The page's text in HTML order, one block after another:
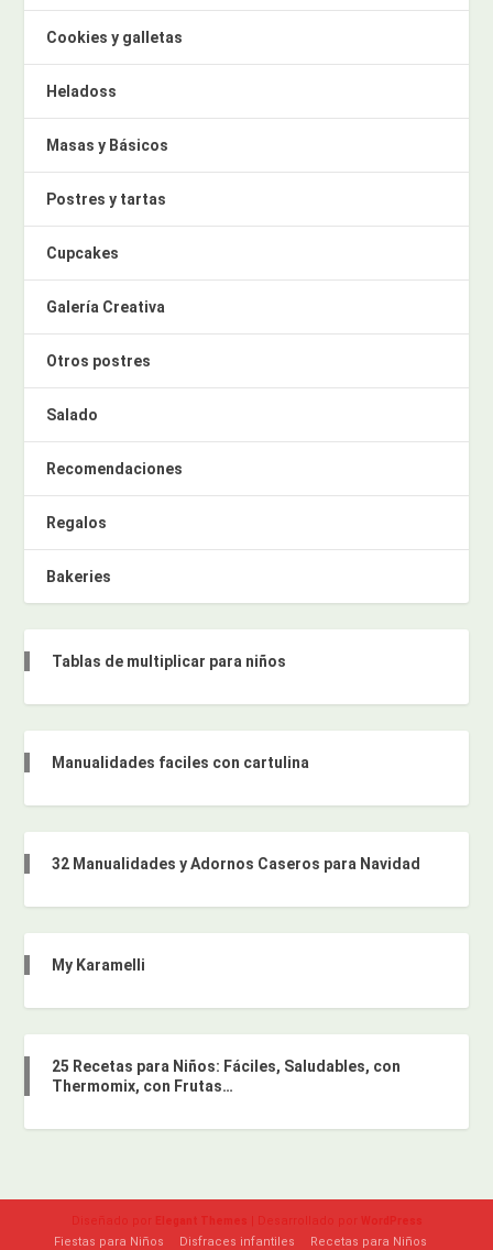
Cookies y galletas
Heladoss
Masas y Básicos
Postres y tartas
Cupcakes
Galería Creativa
Otros postres
Salado
Recomendaciones
Regalos
Bakeries
Tablas de multiplicar para niños
Manualidades faciles con cartulina
32 Manualidades y Adornos Caseros para Navidad
My Karamelli
25 Recetas para Niños: Fáciles, Saludables, con
Thermomix, con Frutas…
Diseñado por Elegant Themes | Desarrollado por WordPress
Fiestas para Niños Disfraces infantiles Recetas para Niños